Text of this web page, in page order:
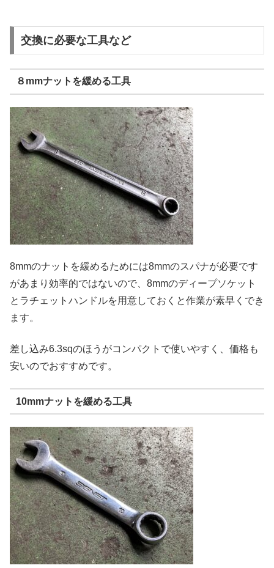
交換に必要な工具など
８mmナットを緩める工具
8mmのナットを緩めるためには8mmのスパナが必要です
があまり効率的ではないので、8mmのディープソケット
とラチェットハンドルを用意しておくと作業が素早くでき
ます。
差し込み6.3sqのほうがコンパクトで使いやすく、価格も
安いのでおすすめです。
10mmナットを緩める工具